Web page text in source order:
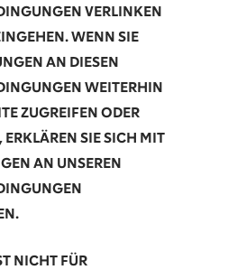
VERLINKEN
WENN SIE
AN DIESEN
WEITERHIN
ZUGREIFEN ODER
ERKLÄREN SIE SICH MIT
AN UNSEREN
NICHT FÜR